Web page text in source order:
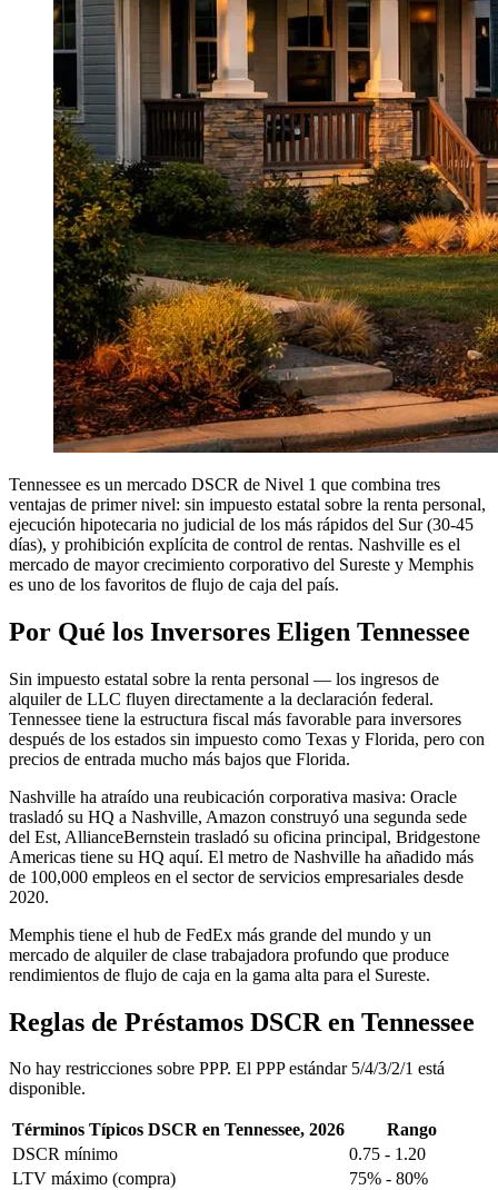
Tennessee es un mercado DSCR de Nivel 1 que combina tres
ventajas de primer nivel: sin impuesto estatal sobre la renta personal,
ejecución hipotecaria no judicial de los más rápidos del Sur (30-45
días), y prohibición explícita de control de rentas. Nashville es el
mercado de mayor crecimiento corporativo del Sureste y Memphis
es uno de los favoritos de flujo de caja del país.
Por Qué los Inversores Eligen Tennessee
Sin impuesto estatal sobre la renta personal — los ingresos de
alquiler de LLC fluyen directamente a la declaración federal.
Tennessee tiene la estructura fiscal más favorable para inversores
después de los estados sin impuesto como Texas y Florida, pero con
precios de entrada mucho más bajos que Florida.
Nashville ha atraído una reubicación corporativa masiva: Oracle
trasladó su HQ a Nashville, Amazon construyó una segunda sede
del Est, AllianceBernstein trasladó su oficina principal, Bridgestone
Americas tiene su HQ aquí. El metro de Nashville ha añadido más
de 100,000 empleos en el sector de servicios empresariales desde
2020.
Memphis tiene el hub de FedEx más grande del mundo y un
mercado de alquiler de clase trabajadora profundo que produce
rendimientos de flujo de caja en la gama alta para el Sureste.
Reglas de Préstamos DSCR en Tennessee
No hay restricciones sobre PPP. El PPP estándar 5/4/3/2/1 está
disponible.
Términos Típicos DSCR en Tennessee, 2026
Rango
DSCR mínimo
0.75 - 1.20
LTV máximo (compra)
75% - 80%